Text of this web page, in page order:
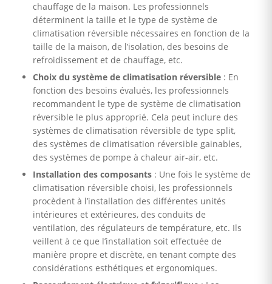
chauffage de la maison. Les professionnels
déterminent la taille et le type de système de
climatisation réversible nécessaires en fonction de la
taille de la maison, de l’isolation, des besoins de
refroidissement et de chauffage, etc.
Choix du système de climatisation réversible : En
fonction des besoins évalués, les professionnels
recommandent le type de système de climatisation
réversible le plus approprié. Cela peut inclure des
systèmes de climatisation réversible de type split,
des systèmes de climatisation réversible gainables,
des systèmes de pompe à chaleur air-air, etc.
Installation des composants : Une fois le système de
climatisation réversible choisi, les professionnels
procèdent à l’installation des différentes unités
intérieures et extérieures, des conduits de
ventilation, des régulateurs de température, etc. Ils
veillent à ce que l’installation soit effectuée de
manière propre et discrète, en tenant compte des
considérations esthétiques et ergonomiques.